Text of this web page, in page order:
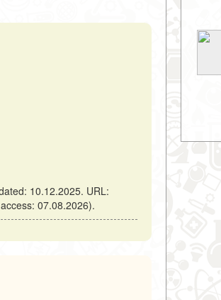
10.12.2025. URL:
07.08.2026).